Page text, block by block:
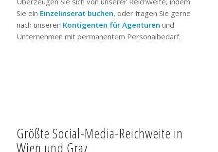
Sie ein Einzelinserat buchen, oder fragen Sie gerne
nach unseren Kontigenten für Agenturen und
Unternehmen mit permanentem Personalbedarf.
Größte Social-Media-Reichweite in
Wien und Graz